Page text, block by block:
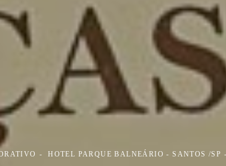
HOTEL PARQUE BALNEÁRIO - SANTOS /SP